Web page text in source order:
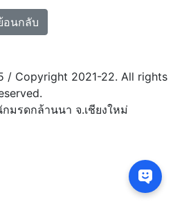
อนกลับ
/ Copyright 2021-22. All rights
มรดกล้านนา จ.เชียงใหม่